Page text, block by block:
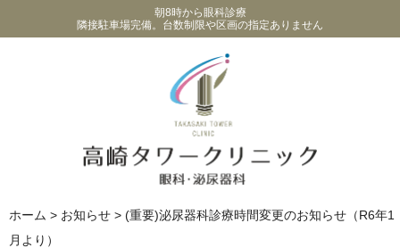
朝8時から眼科診療
隣接駐車場完備。台数制限や区画の指定ありません
ホーム > お知らせ > (重要)泌尿器科診療時間変更のお知らせ（R6年1
月より）